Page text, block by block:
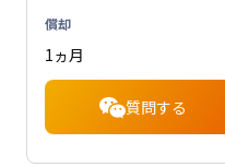
償却
1ヵ月
質問する